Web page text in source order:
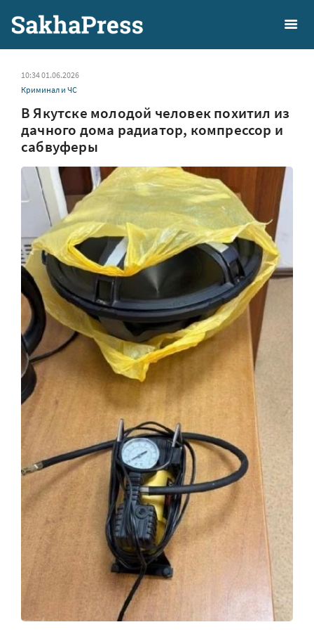
10:34 01.06.2026
Криминал и ЧС
В Якутске молодой человек похитил из
дачного дома радиатор, компрессор и
сабвуферы